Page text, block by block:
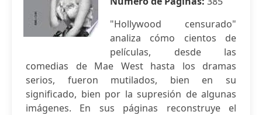
"Hollywood censurado"
analiza cómo cientos de
películas, desde las
comedias de Mae West hasta los dramas
serios, fueron mutilados, bien en su
significado, bien por la supresión de algunas
imágenes. En sus páginas reconstruye el